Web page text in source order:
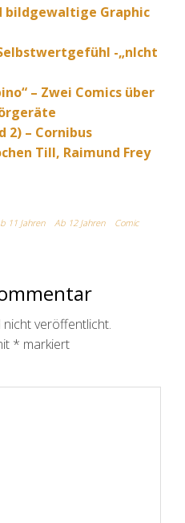
bildgewaltige Graphic
-„nIcht
– Zwei Comics über
2) – Cornibus
Till, Raimund Frey
11 Jahren Ab 12 Jahren
Comic
veröffentlicht.
* markiert